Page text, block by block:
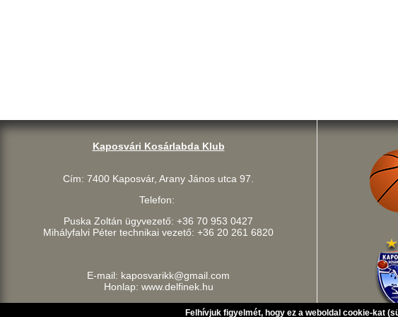
Felhívjuk figyelmét, hogy ez a weboldal cookie-kat
Kaposvári Kosárlabda Klub
Cím: 7400 Kaposvár, Arany János utca 97.
Telefon:
Puska Zoltán ügyvezető: +36 70 953 0427
Mihályfalvi Péter technikai vezető: +36 20 261 6820
E-mail: kaposvarikk@gmail.com
Honlap: www.delfinek.hu